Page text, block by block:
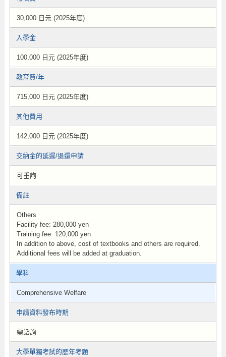
30,000 日元 (2025年度)
入學金
100,000 日元 (2025年度)
教育費/年
715,000 日元 (2025年度)
其他費用
142,000 日元 (2025年度)
交納金的延遲/退還申請
可垂詢
備註
Others
Facility fee: 280,000 yen
Training fee: 120,000 yen
In addition to above, cost of textbooks and others are required.
Additional fees will be added at graduation.
學科
Comprehensive Welfare
申請資料發布時期
需諮詢
大學單獨考試的歷年考題